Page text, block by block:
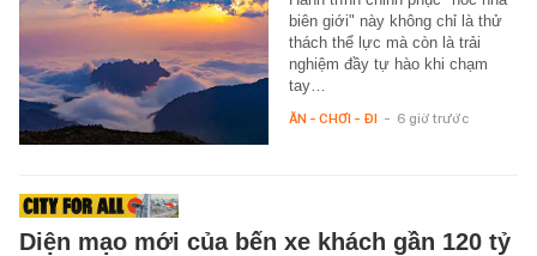
biên giới" này không chỉ là thử
thách thể lực mà còn là trải
nghiệm đầy tự hào khi chạm
tay…
ĂN - CHƠI - ĐI - 6 giờ trước
Diện mạo mới của bến xe khách gần 120 tỷ